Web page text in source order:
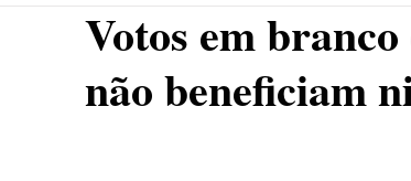
Votos em
não beneficiam